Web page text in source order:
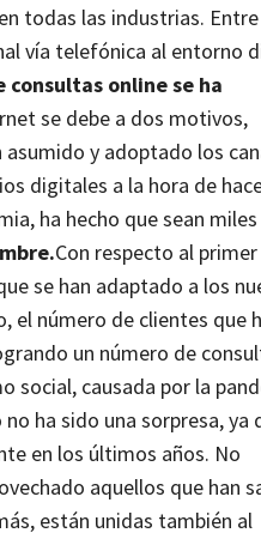
todas las industrias.
vía telefónica al entorno
consultas online se ha
se debe a dos motivos,
y adoptado los
digitales a la hora de
ha hecho que sean miles
Con respecto al primer
se han adaptado a los
el número de clientes que
un número de
social, causada por la
ha sido una sorpresa, ya
en los últimos años. No
aquellos que han
están unidas también al